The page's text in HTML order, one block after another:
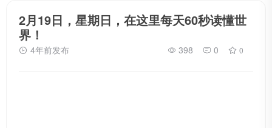
2月19日，星期日，在这里每天60秒读懂世
界！
4年前发布 398 0 0